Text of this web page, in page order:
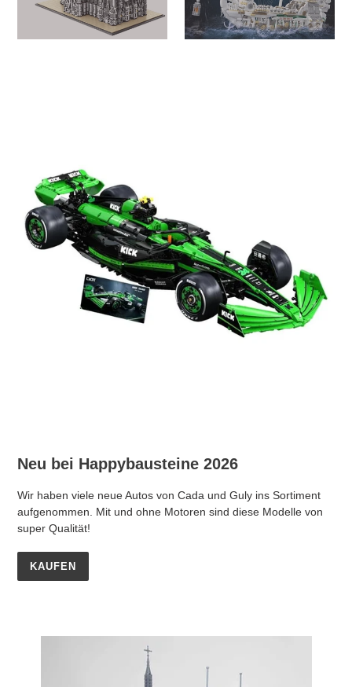
Neu bei Happybausteine 2026
Wir haben viele neue Autos von Cada und Guly ins Sortiment
aufgenommen. Mit und ohne Motoren sind diese Modelle von
super Qualität!
KAUFEN